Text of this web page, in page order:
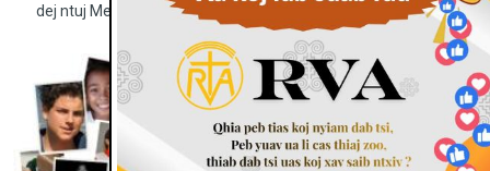
dej ntuj Mes Dis Tes Las Nes.